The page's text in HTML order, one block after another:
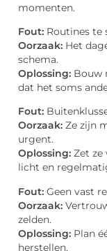
momenten.
Fout: Routines te
Oorzaak: Het
schema.
Oplossing: Bouw
dat het soms
Fout:
Oorzaak: Ze zijn
urgent.
Oplossing: Zet ze
licht en
Fout: Geen vast
Oorzaak:
zelden.
Oplossing: Plan
herstellen.